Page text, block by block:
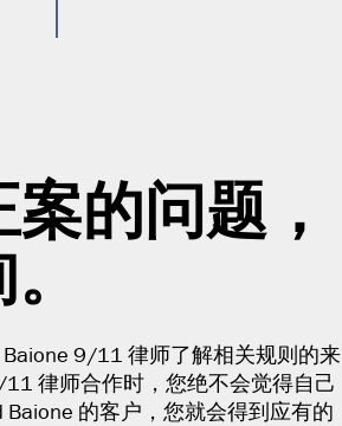
的问题，
9/11 律师了解相关规则的来
律师合作时，您绝不会觉得自己
的客户，您就会得到应有的